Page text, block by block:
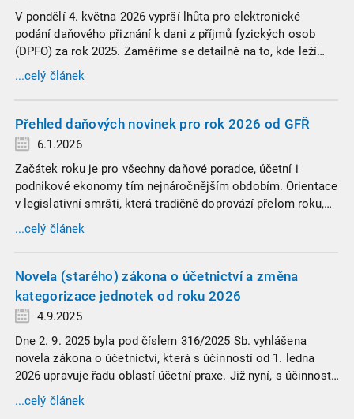
V pondělí 4. května 2026 vyprší lhůta pro elektronické
podání daňového přiznání k dani z příjmů fyzických osob
(DPFO) za rok 2025. Zaměříme se detailně na to, kde leží
hranice povinnosti přiznání podat, jaké jsou nejčastější
chytáky v soubězích příjmů a na co si dát v roce 2026
...celý článek
Přehled daňových novinek pro rok 2026 od GFŘ
6.1.2026
Začátek roku je pro všechny daňové poradce, účetní i
podnikové ekonomy tím nejnáročnějším obdobím. Orientace
v legislativní smršti, která tradičně doprovází přelom roku,
vyžaduje nastudovat všechny novely a doprovodné
informace. Generální finanční ředitelství (GFŘ) zveřejnilo
žádného daňového profesionála.
...celý článek
Novela (starého) zákona o účetnictví a změna
kategorizace jednotek od roku 2026
4.9.2025
Dne 2. 9. 2025 byla pod číslem 316/2025 Sb. vyhlášena
novela zákona o účetnictví, která s účinností od 1. ledna
2026 upravuje řadu oblastí účetní praxe. Již nyní, s účinností
od 3. září 2025, platí nová, zvýšená kritéria pro zařazení firem
do velikostních a použijí se zpětně již pro účetní období
...celý článek